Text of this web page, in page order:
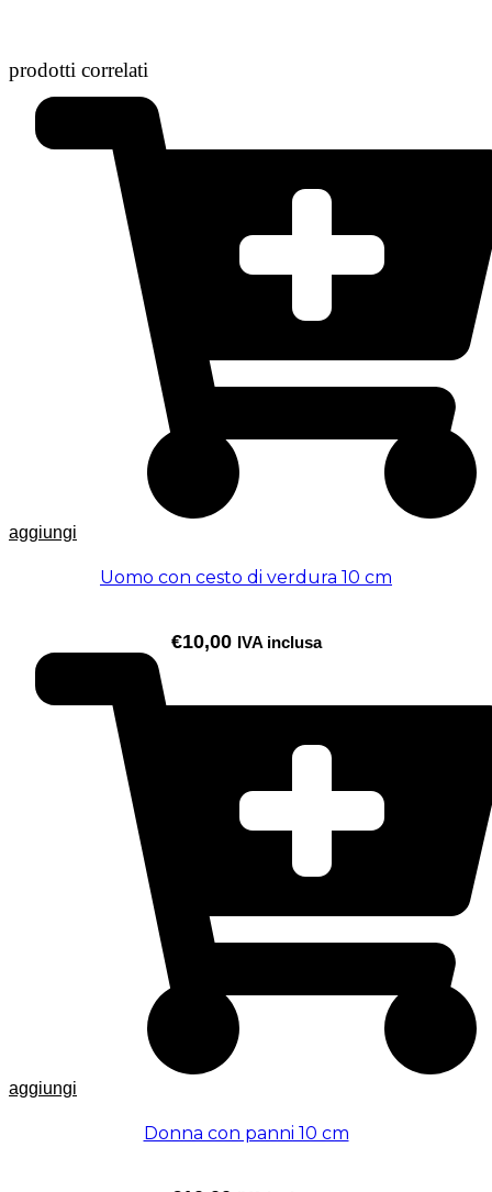
prodotti correlati
aggiungi
Uomo con cesto di verdura 10 cm
€10,00 IVA inclusa
aggiungi
Donna con panni 10 cm